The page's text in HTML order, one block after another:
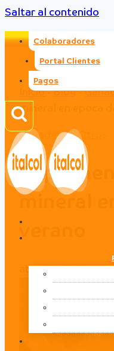
Saltar al contenido
Colaboradores
Portal Clientes
Pagos
Inicio-Blog-
mineral en época
Ganadería|Otros